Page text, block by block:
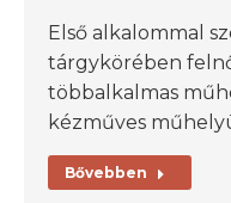
Első alkalommal
tárgykörében
többalkalmas
kézműves
Bővebben